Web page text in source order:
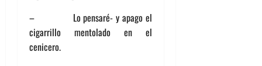
– Lo pensaré- y apago el
cigarrillo mentolado en el
cenicero.